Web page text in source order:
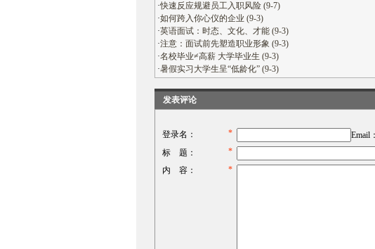
·快速反应规避员工入职风险 (9-7)
·如何跨入你心仪的企业 (9-3)
·英语面试：时态、文化、才能 (9-3)
·注意：面试前先塑造职业形象 (9-3)
·名校毕业≠高薪 大学毕业生 (9-3)
·暑假实习大学生呈“低龄化” (9-3)
发表评论
登录名：
*
Email：
标 题：
*
内 容：
*